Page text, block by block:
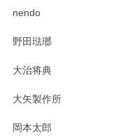
nendo
野田琺瑯
大治将典
大矢製作所
岡本太郎